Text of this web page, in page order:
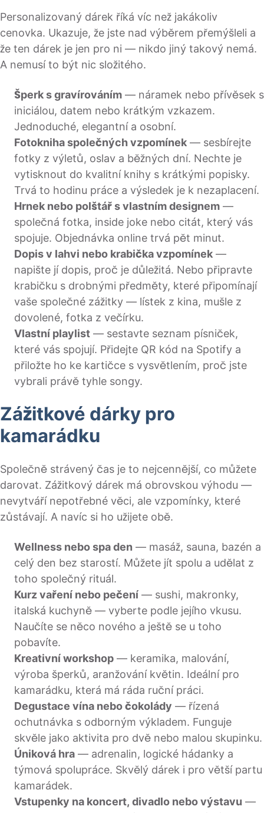
Personalizovaný dárek říká víc než jakákoliv
cenovka. Ukazuje, že jste nad výběrem přemýšleli a
že ten dárek je jen pro ni — nikdo jiný takový nemá.
A nemusí to být nic složitého.
Šperk s gravírováním — náramek nebo přívěsek s
iniciálou, datem nebo krátkým vzkazem.
Jednoduché, elegantní a osobní.
Fotokniha společných vzpomínek — sesbírejte
fotky z výletů, oslav a běžných dní. Nechte je
vytisknout do kvalitní knihy s krátkými popisky.
Trvá to hodinu práce a výsledek je k nezaplacení.
Hrnek nebo polštář s vlastním designem —
společná fotka, inside joke nebo citát, který vás
spojuje. Objednávka online trvá pět minut.
Dopis v lahvi nebo krabička vzpomínek —
napište jí dopis, proč je důležitá. Nebo připravte
krabičku s drobnými předměty, které připomínají
vaše společné zážitky — lístek z kina, mušle z
dovolené, fotka z večírku.
Vlastní playlist — sestavte seznam písniček,
které vás spojují. Přidejte QR kód na Spotify a
přiložte ho ke kartičce s vysvětlením, proč jste
vybrali právě tyhle songy.
Zážitkové dárky pro
kamarádku
Společně strávený čas je to nejcennější, co můžete
darovat. Zážitkový dárek má obrovskou výhodu —
nevytváří nepotřebné věci, ale vzpomínky, které
zůstávají. A navíc si ho užijete obě.
Wellness nebo spa den — masáž, sauna, bazén a
celý den bez starostí. Můžete jít spolu a udělat z
toho společný rituál.
Kurz vaření nebo pečení — sushi, makronky,
italská kuchyně — vyberte podle jejího vkusu.
Naučíte se něco nového a ještě se u toho
pobavíte.
Kreativní workshop — keramika, malování,
výroba šperků, aranžování květin. Ideální pro
kamarádku, která má ráda ruční práci.
Degustace vína nebo čokolády — řízená
ochutnávka s odborným výkladem. Funguje
skvěle jako aktivita pro dvě nebo malou skupinku.
Úniková hra — adrenalin, logické hádanky a
týmová spolupráce. Skvělý dárek i pro větší partu
kamarádek.
Vstupenky na koncert, divadlo nebo výstavu —